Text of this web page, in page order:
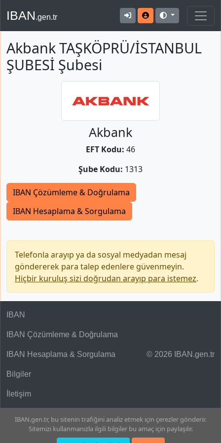
IBAN.gen.tr
Akbank TAŞKÖPRÜ/İSTANBUL
ŞUBESİ Şubesi
Akbank
EFT Kodu: 46
Şube Kodu: 1313
IBAN Çözümleme & Doğrulama
IBAN Hesaplama & Sorgulama
Telefonla arayıp ya da sosyal medyadan mesaj
göndererek para talep edenlere güvenmeyin.
Hiçbir kuruluş sizi doğrudan arayıp para istemez.
© 2026 IBAN.gen.tr
IBAN
IBAN Çözümleme & Doğrulama
IBAN Hesaplama & Sorgulama
Bilgiler
İletişim
IBAN.gen.tr, bu sitenin trafiğini analiz etmek için çerezler gönderir.
Sitemizi kullanmanızla ilgili bilgiler bu amaç için paylaşılır.